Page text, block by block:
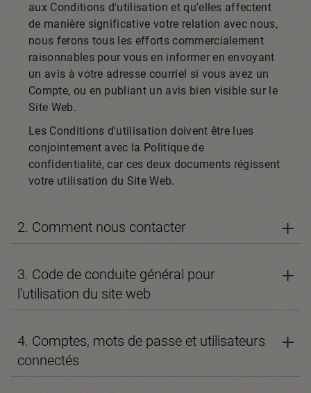
aux Conditions d'utilisation et qu'elles affectent
de manière significative votre relation avec nous,
nous ferons tous les efforts commercialement
raisonnables pour vous en informer en envoyant
un avis à votre adresse courriel si vous avez un
Compte, ou en publiant un avis bien visible sur le
Site Web.
Les Conditions d'utilisation doivent être lues
conjointement avec la Politique de
confidentialité, car ces deux documents régissent
votre utilisation du Site Web.
2. Comment nous contacter
3. Code de conduite général pour
l'utilisation du site web
4. Comptes, mots de passe et utilisateurs
connectés